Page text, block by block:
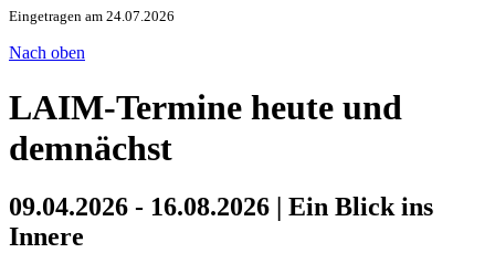
Eingetragen am 24.07.2026
Nach oben
LAIM-Termine heute und
demnächst
09.04.2026 - 16.08.2026 | Ein Blick ins
Innere